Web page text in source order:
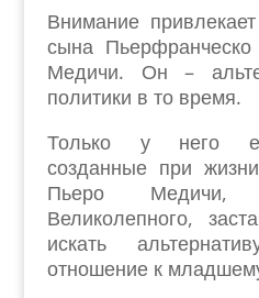
Внимание
сына
Медичи. Он –
политики в то время.
Только у него
созданные при
Пьеро Медичи,
Великолепного,
искать
отношение к